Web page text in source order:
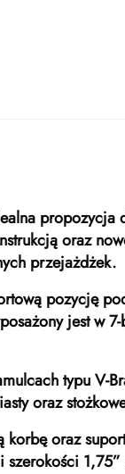
oraz
przejażdżek.
pozycję
jest w
typu V-
oraz
oraz